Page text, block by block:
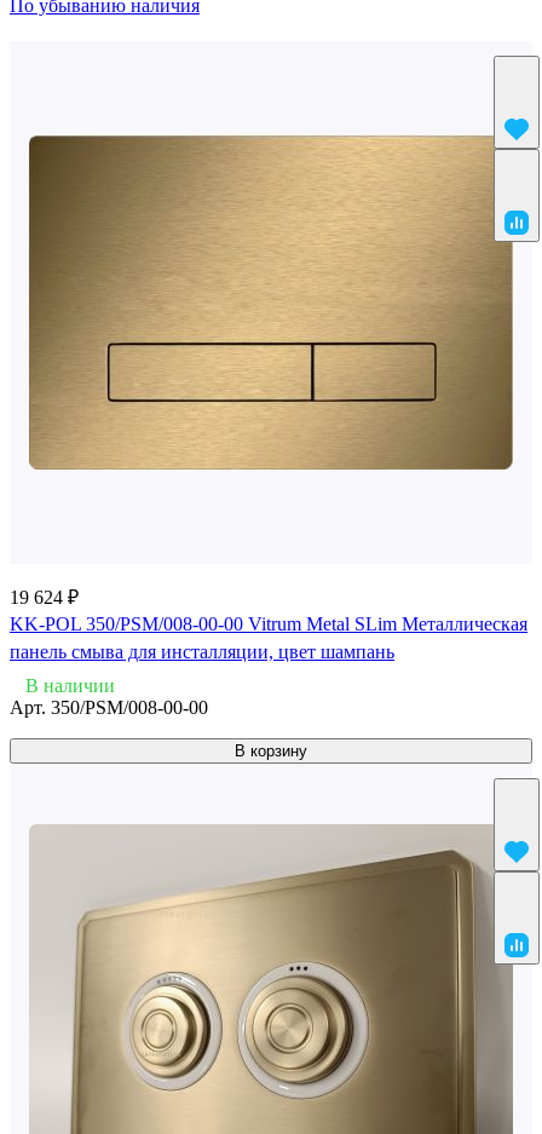
По убыванию наличия
19 624 ₽
KK-POL 350/PSM/008-00-00 Vitrum Metal SLim Металлическая
панель смыва для инсталляции, цвет шампань
В наличии
Арт. 350/PSM/008-00-00
В корзину